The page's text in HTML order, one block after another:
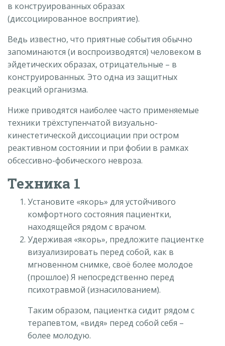
в конструированных образах
(диссоциированное восприятие).
Ведь известно, что приятные события обычно
запоминаются (и воспроизводятся) человеком в
эйдетических образах, отрицательные – в
конструированных. Это одна из защитных
реакций организма.
Ниже приводятся наиболее часто применяемые
техники трёхступенчатой визуально-
кинестетической диссоциации при остром
реактивном состоянии и при фобии в рамках
обсессивно-фобического невроза.
Техника 1
Установите «якорь» для устойчивого
комфортного состояния пациентки,
находящейся рядом с врачом.
Удерживая «якорь», предложите пациентке
визуализировать перед собой, как в
мгновенном снимке, своё более молодое
(прошлое) Я непосредственно перед
психотравмой (изнасилованием).
Таким образом, пациентка сидит рядом с
терапевтом, «видя» перед собой себя –
более молодую.